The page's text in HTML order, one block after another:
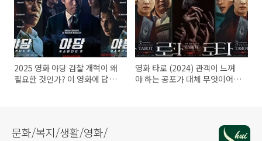
2025 영화 야당 검찰 개혁이 왜
필요한 것인가? 이 영화에 답이
영화 타로 (2024) 관객이 느껴
야 하는 공포가 대체 무엇이어야
문화/복지/생활/영화/